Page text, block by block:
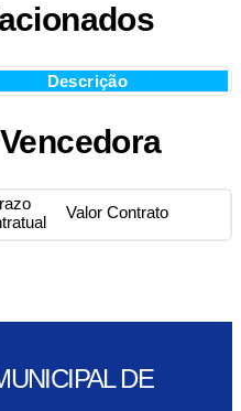
Descrição
Valor Contrato
DE